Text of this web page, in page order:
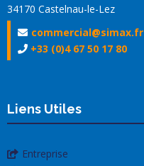
34170 Castelnau-le-Lez
commercial@simax.fr
+33 (0)4 67 50 17 80
Liens Utiles
Entreprise